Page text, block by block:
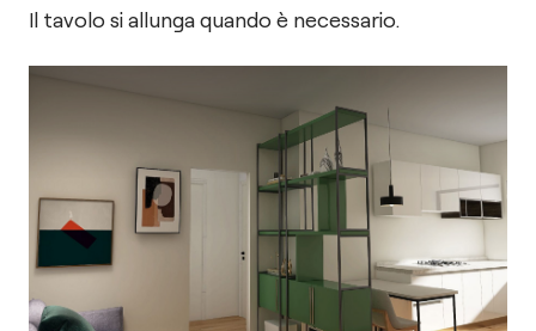
Il tavolo si allunga quando è necessario.